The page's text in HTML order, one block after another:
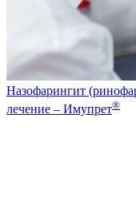
Назофарингит
лечение – Имупрет®